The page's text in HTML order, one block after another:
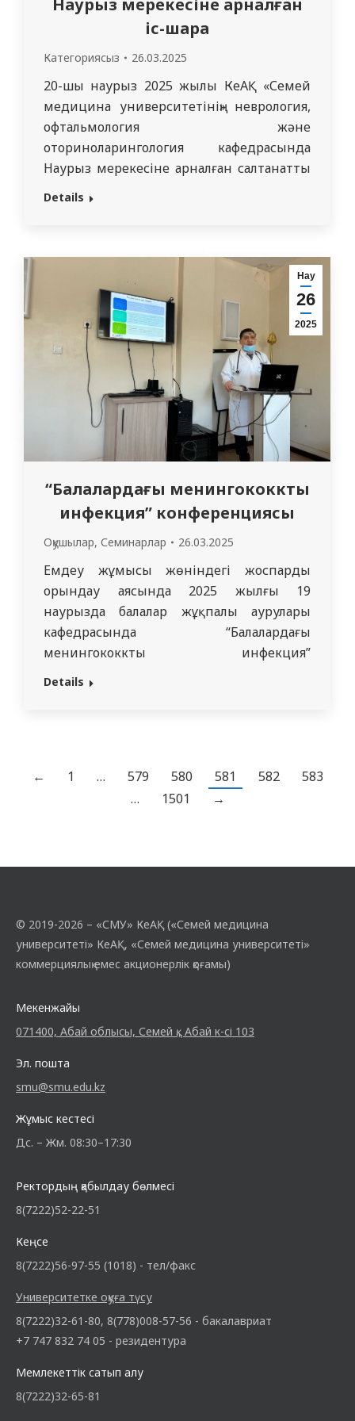
іс-шара
Категориясыз 26.03.2025
20-шы наурыз 2025 жылы КеАҚ «Семей
медицина университетінің» неврология,
офтальмология және
оториноларингология кафедрасында
Наурыз мерекесіне арналған салтанатты
іс-шара өтті. Мерекелік шараға «Жалпы
Мұратұлы ашып, жиналған қауымды
Наурыз мейрамымен құттықтады.
Мерекелік кеш барысында студенттер ән
айтып, қазақтың ұлттық ойындары – асық
ату және…
Details
Нау
26
2025
“Балалардағы менингококкты
инфекция” конференциясы
Оқушылар, Семинарлар 26.03.2025
Емдеу жұмысы жөніндегі жоспарды
орындау аясында 2025 жылғы 19
наурызда балалар жұқпалы аурулары
кафедрасында “Балалардағы
менингококкты инфекция”
тақырыбында конференция өтті.
604 ЖТД тобының интерндері, 701
“Педиатрия” тобының интерндері),
Details
← 1 … 579 580 581 582
583
…
1501 →
© 2019-2026 – «СМУ» КеАҚ («Семей медицина
университеті» КеАҚ, «Семей медицина университеті»
коммерциялық емес акционерлік қоғамы)
Мекенжайы
071400, Абай облысы, Семей қ., Абай к-сі 103
Эл. пошта
smu@smu.edu.kz
Жұмыс кестесі
Дс. – Жм. 08:30–17:30
Ректордың қабылдау бөлмесі
8(7222)52-22-51
Кеңсе
8(7222)56-97-55 (1018) - тел/факс
Университетке оқуға түсу
8(7222)32-61-80, 8(778)008-57-56 - бакалавриат
+7 747 832 74 05 - резидентура
Мемлекеттік сатып алу
8(7222)32-65-81